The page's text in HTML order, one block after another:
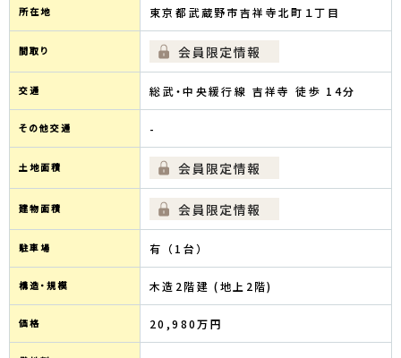
所在地 東京都武蔵野市吉祥寺北町１丁目
間取り
交通 総武・中央緩行線 吉祥寺 徒歩 14分
その他交通 -
土地面積
建物面積
駐車場 有 （1台）
構造・規模 木造2階建 (地上2階)
価格 20,980万円